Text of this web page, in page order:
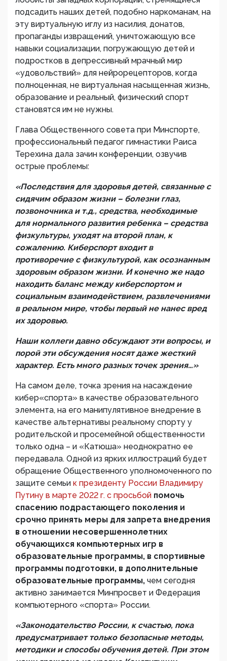
подсадить наших детей, подобно наркоманам, на
эту виртуальную иглу из насилия, донатов,
пропаганды извращений, уничтожающую все
навыки социализации, погружающую детей и
подростков в депрессивный мрачный мир
«удовольствий» для нейрорецепторов, когда
полноценная, не виртуальная насыщенная жизнь,
образование и реальный, физический спорт
становятся им не нужны.
Глава Общественного совета при Минспорте,
профессиональный педагог гимнастики Раиса
Терехина дала зачин конференции, озвучив
острые проблемы:
«Последствия для здоровья детей, связанные с
сидячим образом жизни – болезни глаз,
позвоночника и т.д., средства, необходимые
для нормального развития ребенка – средства
физкультуры, уходят на второй план, к
сожалению. Киберспорт входит в
противоречие с физкультурой, как осознанным
здоровым образом жизни. И конечно же надо
находить баланс между киберспортом и
социальным взаимодействием, развлечениями
в реальном мире, чтобы первый не нанес вред
их здоровью.
Наши коллеги давно обсуждают эти вопросы, и
порой эти обсуждения носят даже жесткий
характер. Есть много разных точек зрения…»
На самом деле, точка зрения на насаждение
кибер«спорта» в качестве образовательного
элемента, на его манипулятивное внедрение в
качестве альтернативы реальному спорту у
родительской и просемейной общественности
только одна – и «Катюша» неоднократно ее
передавала. Одной из ярких иллюстраций будет
обращение Общественного уполномоченного по
защите семьи к президенту России Владимиру
Путину в марте 2022 г. с просьбой помочь
спасению подрастающего поколения и
срочно принять меры для запрета внедрения
в отношении несовершеннолетних
обучающихся компьютерных игр в
образовательные программы, в спортивные
программы подготовки, в дополнительные
образовательные программы, чем сегодня
активно занимается Минпросвет и Федерация
компьютерного «спорта» России.
«Законодательство России, к счастью, пока
предусматривает только безопасные методы,
методики и способы обучения детей. При этом